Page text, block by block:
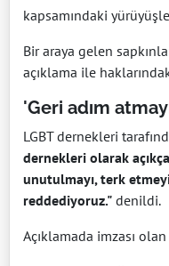
kapsamındaki
Bir araya gelen
açıklama ile
'Geri adım
LGBT dernekleri
dernekleri olarak
unutulmayı, terk
reddediyoruz." denildi.
Açıklamada imzası